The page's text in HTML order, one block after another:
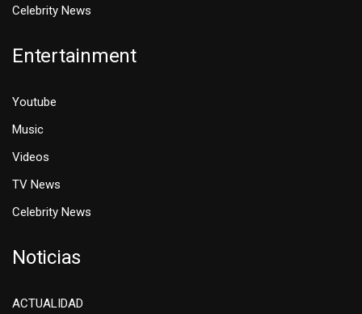
Celebrity News
Entertainment
Youtube
Music
Videos
TV News
Celebrity News
Noticias
ACTUALIDAD